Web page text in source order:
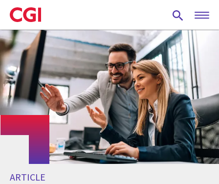
Skip
to
main
content
ARTICLE